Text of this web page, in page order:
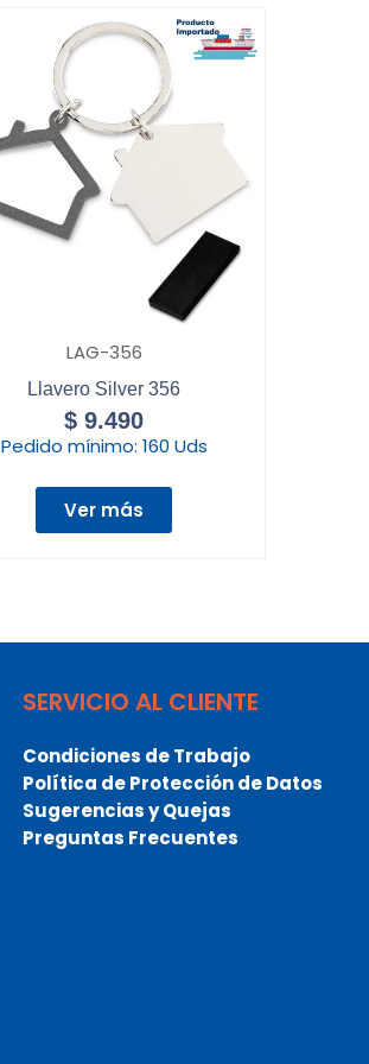
LAG-356
Llavero Silver 356
$ 9.490
Pedido mínimo: 160 Uds
Ver más
SERVICIO AL CLIENTE
Condiciones de Trabajo
Política de Protección de Datos
Sugerencias y Quejas
Preguntas Frecuentes